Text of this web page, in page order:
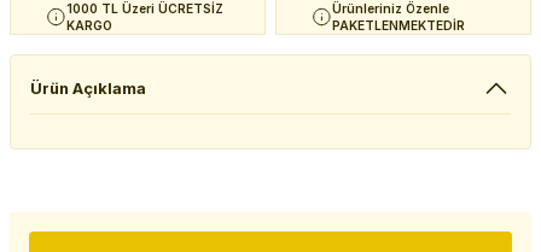
1000 TL Üzeri ÜCRETSİZ
KARGO
Ürünleriniz Özenle
PAKETLENMEKTEDİR
Ürün Açıklama